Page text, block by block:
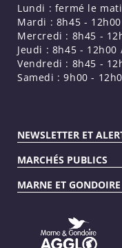
Lundi : fermé le
Mardi : 8h45 -
Mercredi : 8h45 -
Jeudi : 8h45 - 12h00
Vendredi : 8h45 -
Samedi : 9h00 -
NEWSLETTER ET
MARCHÉS PUBLICS
MARNE ET GONDOIRE